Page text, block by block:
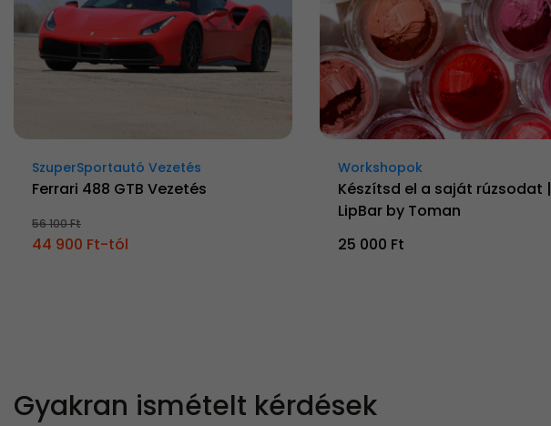
SzuperSportautó Vezetés
Ferrari 488 GTB Vezetés
56 100 Ft
44 900 Ft-tól
Workshopok
Készítsd el a saját rúzsodat |
LipBar by Toman
25 000 Ft
Gyakran ismételt kérdések